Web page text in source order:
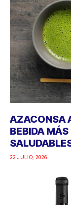
AZACONSA
BEBIDA
22 JULIO, 2026